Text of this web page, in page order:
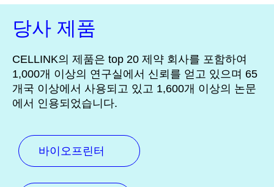
당사 제품
CELLINK의 제품은 top 20 제약 회사를 포함하여
1,000개 이상의 연구실에서 신뢰를 얻고 있으며 65
개국 이상에서 사용되고 있고 1,600개 이상의 논문
에서 인용되었습니다.
바이오프린터